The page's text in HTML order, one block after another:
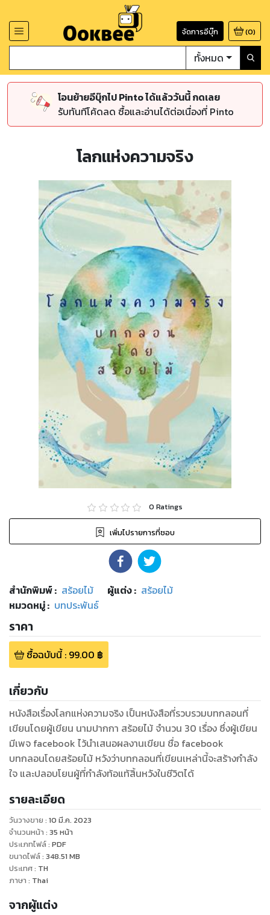
จัดการอีบุ๊ก (0)
ทั้งหมด
โอนย้ายอีบุ๊กไป Pinto ได้แล้ววันนี้ กดเลย
รับทันทีโค้ดลด ซื้อและอ่านได้ต่อเนื่องที่ Pinto
โลกแห่งความจริง
0 Ratings
เพิ่มไปรายการที่ชอบ
สำนักพิมพ์: สร้อยไม้ ผู้แต่ง : สร้อยไม้
หมวดหมู่: บทประพันธ์
ราคา
ซื้อฉบับนี้: 99.00 ฿
เกี่ยวกับ
หนังสือเรื่องโลกแห่งความจริง เป็นหนังสือที่รวบรวมบทกลอนที่
เขียนโดยผู้เขียน นามปากกา สร้อยไม้ จำนวน 30 เรื่อง ซึ่งผู้เขียน
มีเพจ facebook ไว้นำเสนอผลงานเขียน ชื่อ facebook
บทกลอนโดยสร้อยไม้ หวังว่าบทกลอนที่เขียนเหล่านี้จะสร้างกำลัง
ใจ และปลอบโยนผู้ที่กำลังท้อแท้สิ้นหวังในชีวิตได้
รายละเอียด
วันวางขาย : 10 มี.ค. 2023
จำนวนหน้า : 35 หน้า
ประเภทไฟล์: PDF
ขนาดไฟล์: 348.51 MB
ประเทศ: TH
ภาษา : Thai
จากผู้แต่ง